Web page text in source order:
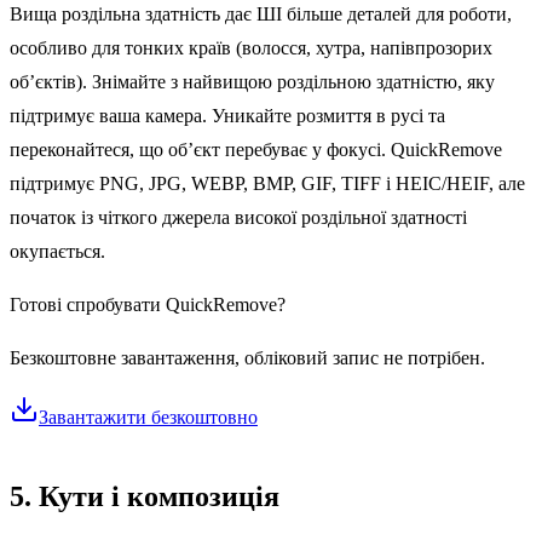
Вища роздільна здатність дає ШІ більше деталей для роботи,
особливо для тонких країв (волосся, хутра, напівпрозорих
об’єктів). Знімайте з найвищою роздільною здатністю, яку
підтримує ваша камера. Уникайте розмиття в русі та
переконайтеся, що об’єкт перебуває у фокусі. QuickRemove
підтримує PNG, JPG, WEBP, BMP, GIF, TIFF і HEIC/HEIF, але
початок із чіткого джерела високої роздільної здатності
окупається.
Готові спробувати QuickRemove?
Безкоштовне завантаження, обліковий запис не потрібен.
Завантажити безкоштовно
5. Кути і композиція